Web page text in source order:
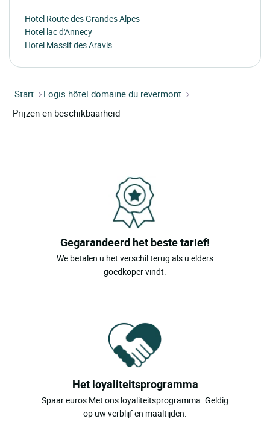
Hotel Route des Grandes Alpes
Hotel lac d'Annecy
Hotel Massif des Aravis
Start
Logis hôtel domaine du revermont
Prijzen en beschikbaarheid
Gegarandeerd het beste tarief!
We betalen u het verschil terug als u elders
goedkoper vindt.
Het loyaliteitsprogramma
Spaar euros Met ons loyaliteitsprogramma. Geldig
op uw verblijf en maaltijden.